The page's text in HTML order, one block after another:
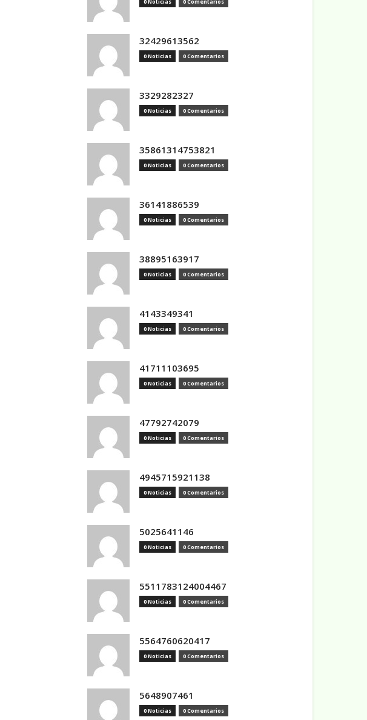
32429613562
0 Noticias 0 Comentarios
3329282327
0 Noticias 0 Comentarios
35861314753821
0 Noticias 0 Comentarios
36141886539
0 Noticias 0 Comentarios
38895163917
0 Noticias 0 Comentarios
4143349341
0 Noticias 0 Comentarios
41711103695
0 Noticias 0 Comentarios
47792742079
0 Noticias 0 Comentarios
4945715921138
0 Noticias 0 Comentarios
5025641146
0 Noticias 0 Comentarios
5511783124004467
0 Noticias 0 Comentarios
5564760620417
0 Noticias 0 Comentarios
5648907461
0 Noticias 0 Comentarios